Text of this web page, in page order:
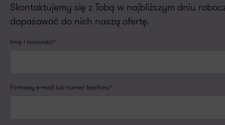
Skontaktujemy się z Tobą w najbliższym dniu
dopasować do nich naszą ofertę.
Imię i nazwisko*
Firmowy e-mail lub numer telefonu*